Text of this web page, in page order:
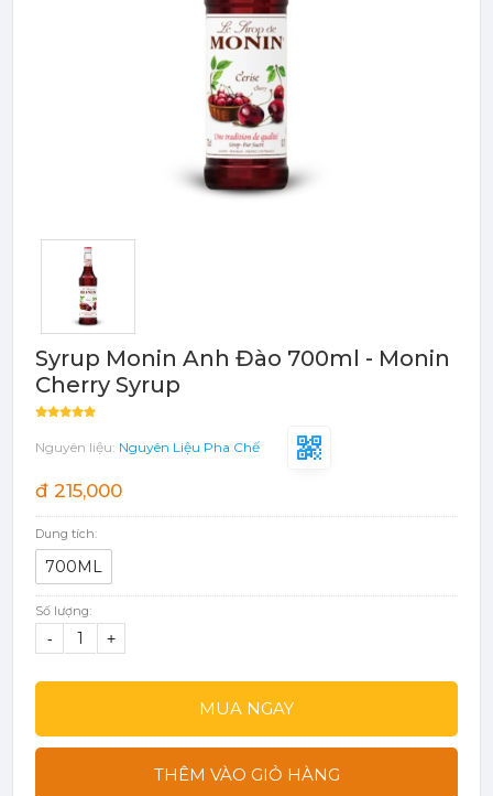
Syrup Monin Anh Đào 700ml - Monin
Cherry Syrup
Nguyên liệu: Nguyên Liệu Pha Chế
đ 215,000
Dung tích:
700ML
Số lượng:
- +
MUA NGAY
THÊM VÀO GIỎ HÀNG
TRÁI CÂY ĐÓNG HỘP (CANNED
Đào Ngâm - Trái Cây Hộp
Máy Móc Dụng Cụ
Phụ Kiện Các Loại